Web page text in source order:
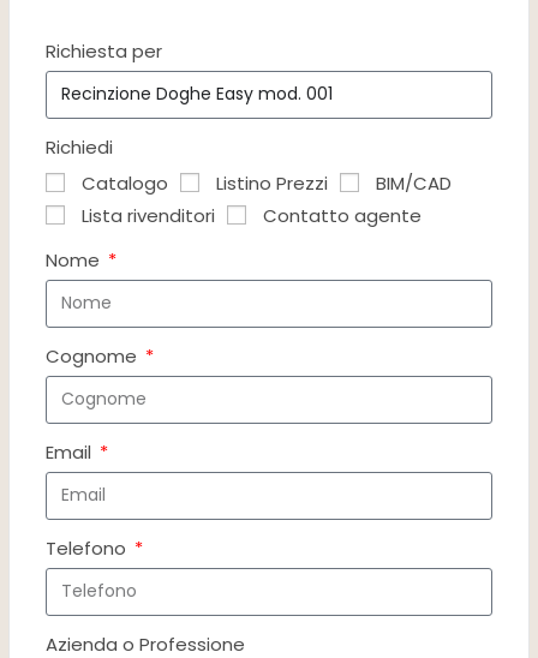
Richiesta per
Richiedi
Catalogo
Listino Prezzi
BIM/CAD
Lista rivenditori
Contatto agente
Nome
Cognome
Email
Telefono
Azienda o Professione